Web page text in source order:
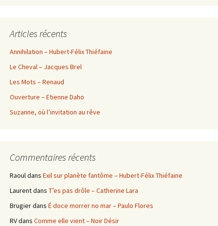
Articles récents
Annihilation – Hubert-Félix Thiéfaine
Le Cheval – Jacques Brel
Les Mots – Renaud
Ouverture – Etienne Daho
Suzanne, où l’invitation au rêve
Commentaires récents
Raouldans Exil sur planète fantôme – Hubert-Félix Thiéfaine
Laurentdans T’es pas drôle – Catherine Lara
Brugierdans É doce morrer no mar – Paulo Flores
RVdans Comme elle vient – Noir Désir